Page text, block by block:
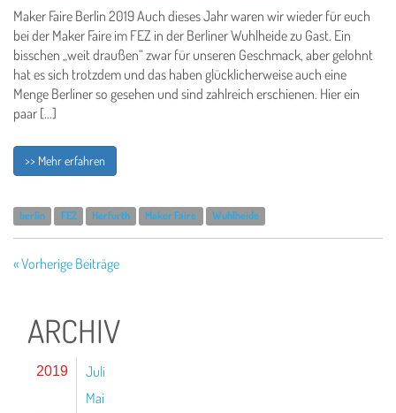
Maker Faire Berlin 2019 Auch dieses Jahr waren wir wieder für euch
bei der Maker Faire im FEZ in der Berliner Wuhlheide zu Gast. Ein
bisschen „weit draußen“ zwar für unseren Geschmack, aber gelohnt
hat es sich trotzdem und das haben glücklicherweise auch eine
Menge Berliner so gesehen und sind zahlreich erschienen. Hier ein
paar […]
>> Mehr erfahren
berlin FEZ Herfurth Maker Faire Wuhlheide
« Vorherige Beiträge
ARCHIV
2019
Juli
Mai